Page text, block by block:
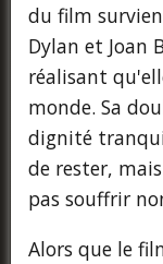
du film
Dylan et Joan
réalisant
monde. Sa
dignité
de rester,
pas souffrir
Alors que le